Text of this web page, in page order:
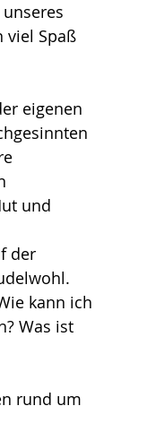
viel Spaß
eigenen
und
der
kann ich
Was ist
rund um